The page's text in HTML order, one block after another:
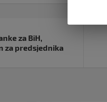
za BiH,
za predsjednika